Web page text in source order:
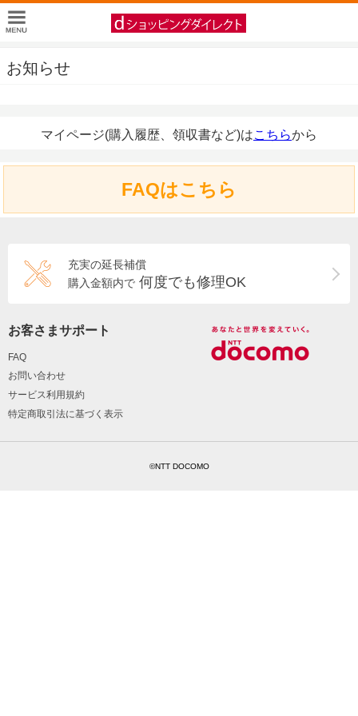
お知らせ
マイページ(購入履歴、領収書など)はこちらから
FAQはこちら
充実の延長補償
購入金額内で 何度でも修理OK
お客さまサポート
FAQ
お問い合わせ
サービス利用規約
特定商取引法に基づく表示
©NTT DOCOMO